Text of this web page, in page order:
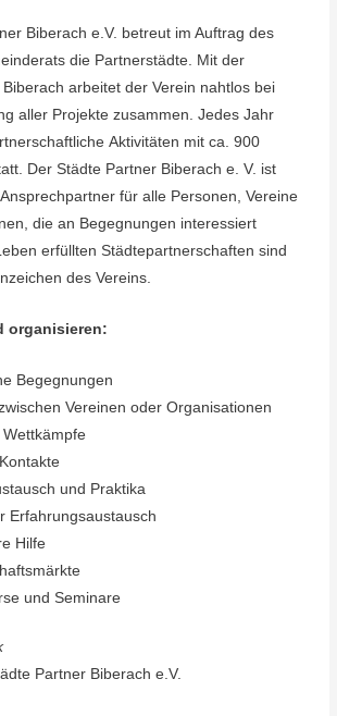
Biberach e.V. betreut im Auftrag des
die Partnerstädte. Mit der
arbeitet der Verein nahtlos bei
aller Projekte zusammen. Jedes Jahr
Aktivitäten mit ca. 900
Der Städte Partner Biberach e. V. ist
für alle Personen, Vereine
die an Begegnungen interessiert
erfüllten Städtepartnerschaften sind
des Vereins.
organisieren:
Begegnungen
Vereinen oder Organisationen
und Praktika
Erfahrungsaustausch
Hilfe
und Seminare
Partner Biberach e.V.